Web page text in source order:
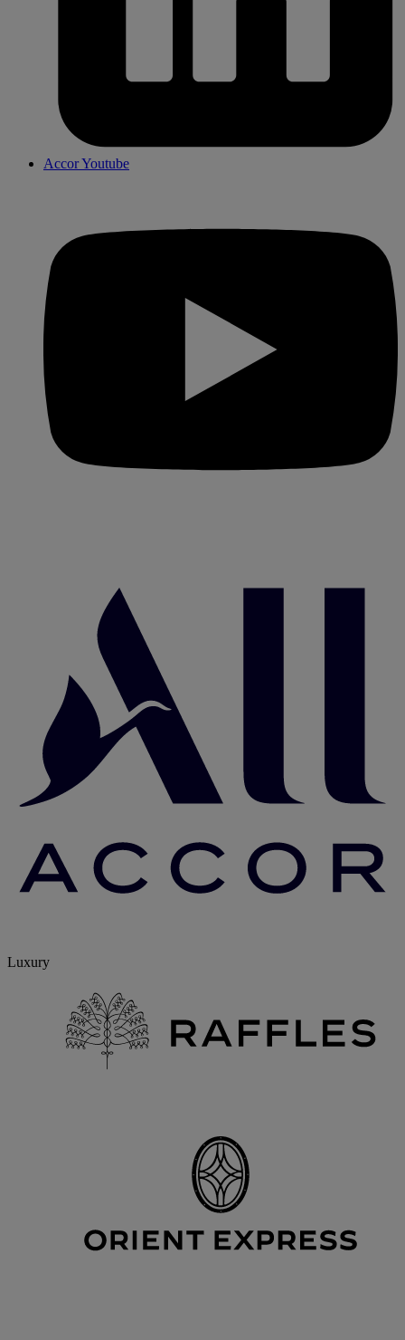
Accor Youtube
Luxury